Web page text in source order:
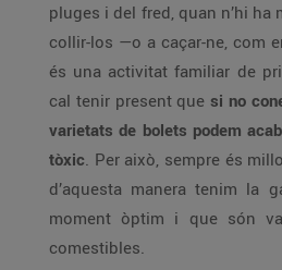
pluges i del fred, quan n’hi ha
collir-los —o a caçar-ne, com
és una activitat familiar de
cal tenir present que si no
varietats de bolets podem
tòxic. Per això, sempre és
d’aquesta manera tenim la
moment òptim i que són
comestibles.